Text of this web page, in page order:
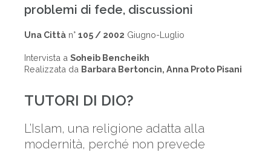
problemi di fede, discussioni
Una Città n° 105 / 2002 Giugno-Luglio
Intervista a Soheib Bencheikh
Realizzata da Barbara Bertoncin, Anna Proto Pisani
TUTORI DI DIO?
L’Islam, una religione adatta alla
modernità, perché non prevede